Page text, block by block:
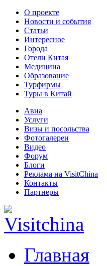
О проекте
Новости и события
Статьи
Интересное
Города
Отели Китая
Медицина
Образование
Турфирмы
Туры в Китай
Авиа
Услуги
Визы и посольства
Фотогалереи
Видео
Форум
Блоги
Реклама на VisitChina
Контакты
Партнеры
Главная